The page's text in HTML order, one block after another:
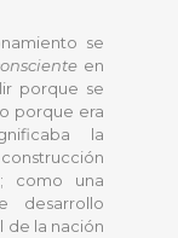
se
en
porque se
porque era
la
como una
desarrollo
de la nación